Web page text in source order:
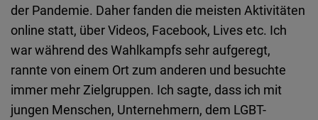
der Pandemie. Daher fanden die meisten Aktivitäten
online statt, über Videos, Facebook, Lives etc. Ich
war während des Wahlkampfs sehr aufgeregt,
rannte von einem Ort zum anderen und besuchte
immer mehr Zielgruppen. Ich sagte, dass ich mit
jungen Menschen, Unternehmern, dem LGBT-